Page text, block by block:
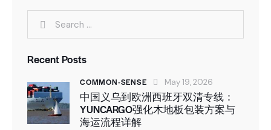
Recent Posts
COMMON-SENSE May 19, 2026
中国义乌到欧洲西班牙双清专线：
YUNCARGO强化木地板包装方案与
海运流程详解